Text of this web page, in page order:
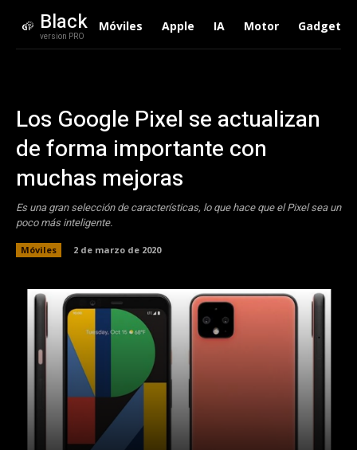
Black
version PRO
Móviles Apple IA Motor Gadgets
Los Google Pixel se actualizan
de forma importante con
muchas mejoras
Es una gran selección de características, lo que hace que el Pixel sea un
poco más inteligente.
Móviles 2 de marzo de 2020